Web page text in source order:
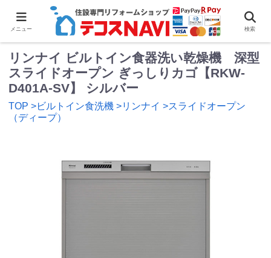
リンナイ ビルトイン食器洗い乾燥機 深型
スライドオープン ぎっしりカゴ【RKW-
D401A-SV】 シルバー
TOP >ビルトイン食洗機 >リンナイ >スライドオープン
（ディープ）
メニュー 検索